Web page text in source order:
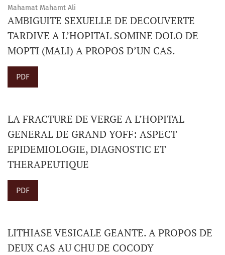
Mahamat Mahamt Ali
AMBIGUITE SEXUELLE DE DECOUVERTE
TARDIVE A L’HOPITAL SOMINE DOLO DE
MOPTI (MALI) A PROPOS D’UN CAS.
PDF
LA FRACTURE DE VERGE A L’HOPITAL
GENERAL DE GRAND YOFF: ASPECT
EPIDEMIOLOGIE, DIAGNOSTIC ET
THERAPEUTIQUE
PDF
LITHIASE VESICALE GEANTE. A PROPOS DE
DEUX CAS AU CHU DE COCODY